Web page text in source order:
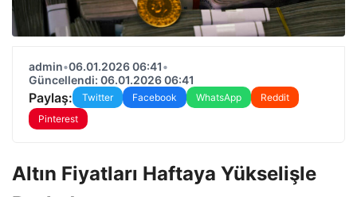
admin•06.01.2026 06:41•
Güncellendi: 06.01.2026 06:41
Paylaş: Twitter Facebook WhatsApp
Reddit
Pinterest
Altın Fiyatları Haftaya Yükselişle